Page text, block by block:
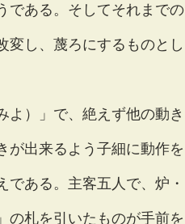
である。そしてそれまでの
変し、蔑ろにするものとし
）」で、絶えず他の動き
が出来るよう子細に動作を
ある。主客五人で、炉・
の札を引いたものが手前を